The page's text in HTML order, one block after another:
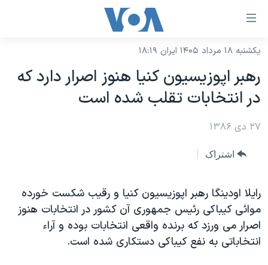
لینکهای
دسترسی
جهش
محتوای
اصلی
اصلی
جهش
به
جستجو
نسخه سبک وب‌سایت
موضوع ها
ایران
آمریکا
ورزشی
گزیده‌ها
ویژه برنامه‌ها
برنامه های تلویزیونی
جدول برنامه ها
جام جهانی ۲۰۲۶
عملیات خشم حماسی
۲۵۰سالگی آمریکا
فرکانس‌های صدای آمریکا
پخش رادیویی
یادگیری زبان انگلیسی
یکشنبه ۱۸ مرداد ۱۴۰۵ ایران ۱۸:۱۹
رهبر اپوزيسيون کنيا هنوز اصرار دارد که
در انتخابات تقلب شده است
۲۷ دی ۱۳۸۶
اشتراک
رايلا اودينگا رهبر اپوزيسيون کنيا و رقيب شکست خورده
موائی کيباکی رئيس جمهوری آن کشور در انتخابات هنوز
اصرار می ورزد که برنده واقعی انتخابات بوده و آراء
انتخاباتی به نفع کيباکی دستکاری شده است.